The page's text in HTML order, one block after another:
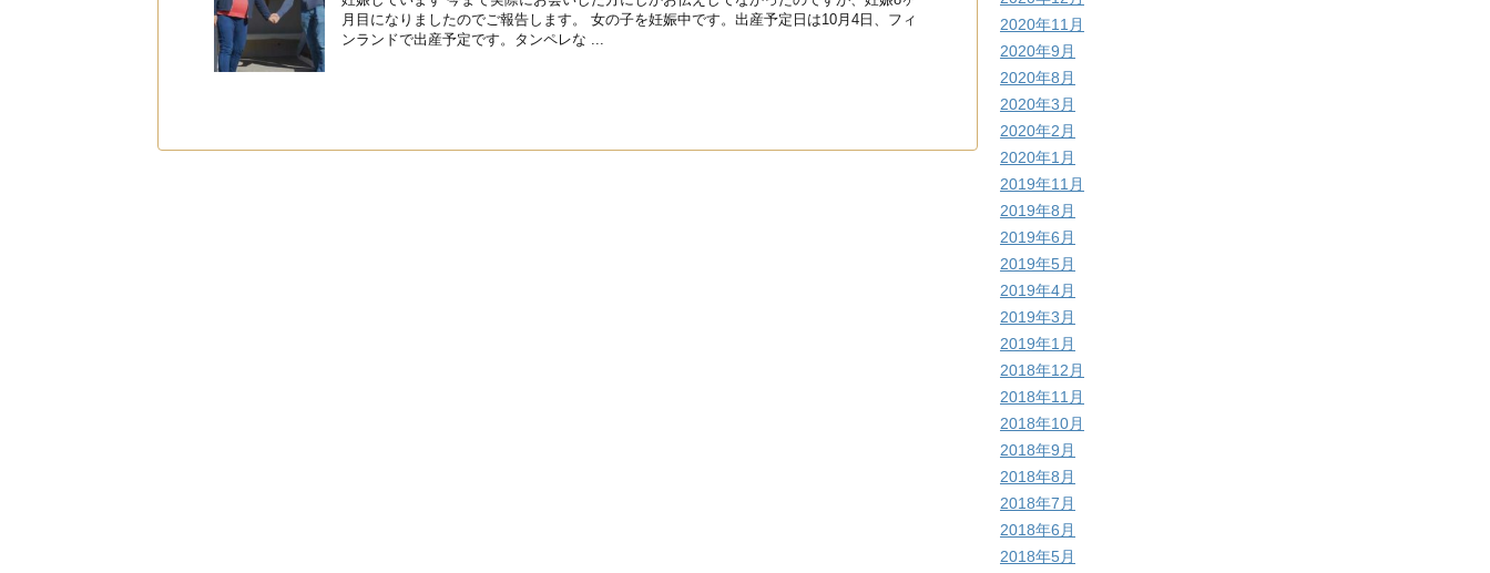
月目になりましたのでご報告します。 女の子を妊娠中です。出産予定日は10月4日、フィ
ンランドで出産予定です。タンペレな ...
2020年11月
2020年9月
2020年8月
2020年3月
2020年2月
2020年1月
2019年11月
2019年8月
2019年6月
2019年5月
2019年4月
2019年3月
2019年1月
2018年12月
2018年11月
2018年10月
2018年9月
2018年8月
2018年7月
2018年6月
2018年5月